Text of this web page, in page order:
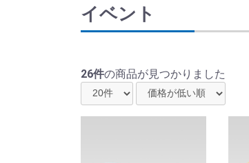
イベント
26件の商品が見つかりました